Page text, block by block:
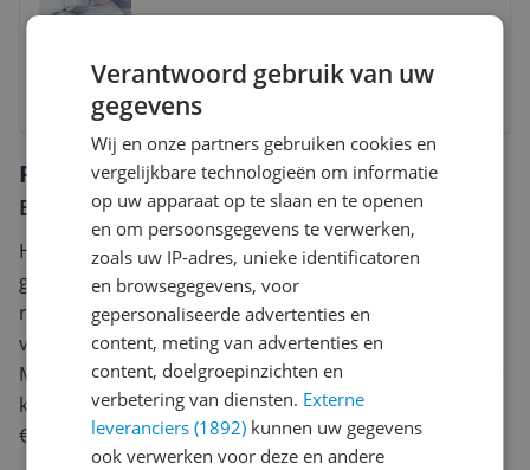
Maanden Preemies en
Bekijk product
Reviews
Er zijn nog geen reviews geschreven
Heb jij dit product in bezit en wil je graag je mening
geven? Start dan hieronder met het schrijven van je
review. Afhankelijk van de details duurt het schrijven
van een review gemiddeld tussen de 3 en 10 minuten.
Met jouw mening help je andere bezoekers een betere
keuze te maken én maak je iedere maand kans op
€250,-!
Klik hier voor de actievoorwaarden.
Verantwoord gebruik van uw
gegevens
Wij en onze partners gebruiken cookies en
vergelijkbare technologieën om informatie
op uw apparaat op te slaan en te openen
en om persoonsgegevens te verwerken,
zoals uw IP-adres, unieke identificatoren
en browsegegevens, voor
gepersonaliseerde advertenties en
content, meting van advertenties en
content, doelgroepinzichten en
verbetering van diensten. Externe
leveranciers (1892) kunnen uw gegevens
ook verwerken voor deze en andere